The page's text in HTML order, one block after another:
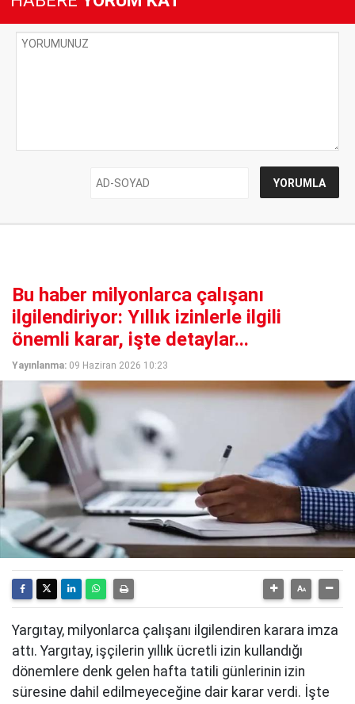
Bu haber milyonlarca çalışanı
ilgilendiriyor: Yıllık izinlerle ilgili
önemli karar, işte detaylar...
Yayınlanma: 09 Haziran 2026 10:23
Yargıtay, milyonlarca çalışanı ilgilendiren karara imza
attı. Yargıtay, işçilerin yıllık ücretli izin kullandığı
dönemlere denk gelen hafta tatili günlerinin izin
süresine dahil edilmeyeceğine dair karar verdi. İşte